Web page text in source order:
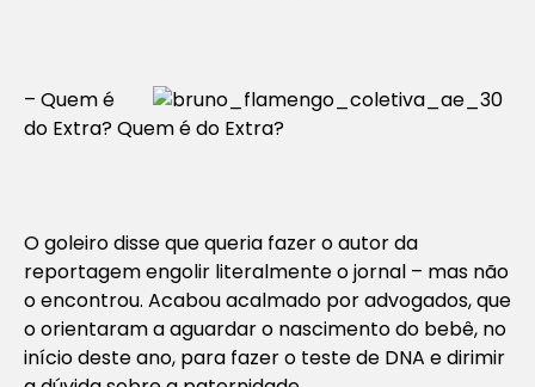
– Quem é
do Extra? Quem é do Extra?
O goleiro disse que queria fazer o autor da
reportagem engolir literalmente o jornal – mas não
o encontrou. Acabou acalmado por advogados, que
o orientaram a aguardar o nascimento do bebê, no
início deste ano, para fazer o teste de DNA e dirimir